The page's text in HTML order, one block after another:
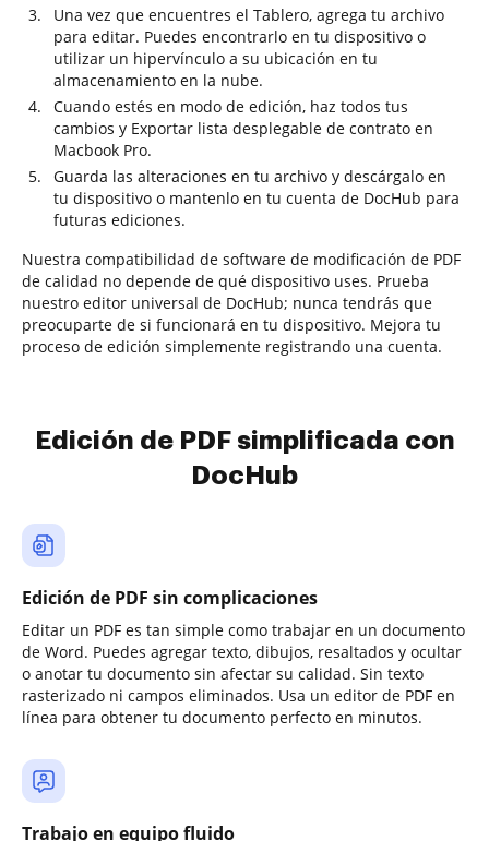
Una vez que encuentres el Tablero, agrega tu archivo
para editar. Puedes encontrarlo en tu dispositivo o
utilizar un hipervínculo a su ubicación en tu
almacenamiento en la nube.
Cuando estés en modo de edición, haz todos tus
cambios y Exportar lista desplegable de contrato en
Macbook Pro.
Guarda las alteraciones en tu archivo y descárgalo en
tu dispositivo o mantenlo en tu cuenta de DocHub para
futuras ediciones.
Nuestra compatibilidad de software de modificación de PDF
de calidad no depende de qué dispositivo uses. Prueba
nuestro editor universal de DocHub; nunca tendrás que
preocuparte de si funcionará en tu dispositivo. Mejora tu
proceso de edición simplemente registrando una cuenta.
Edición de PDF simplificada con
DocHub
Edición de PDF sin complicaciones
Editar un PDF es tan simple como trabajar en un documento
de Word. Puedes agregar texto, dibujos, resaltados y ocultar
o anotar tu documento sin afectar su calidad. Sin texto
rasterizado ni campos eliminados. Usa un editor de PDF en
línea para obtener tu documento perfecto en minutos.
Trabajo en equipo fluido